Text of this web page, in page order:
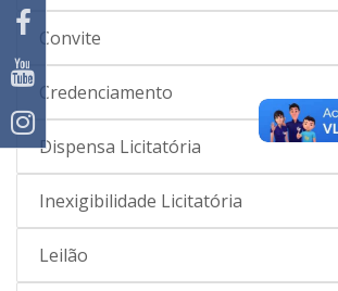
Convite
Credenciamento
Dispensa Licitatória
Inexigibilidade Licitatória
Leilão